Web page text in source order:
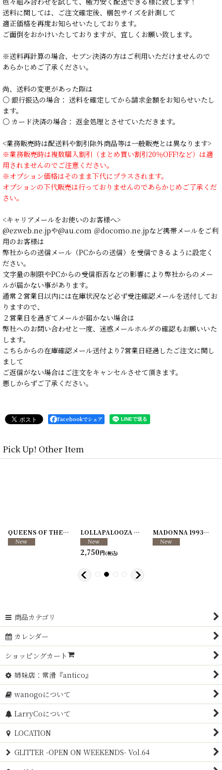
送料に関しては、ご注文確定後、梱包サイズを計測して
適正価格を再度お知らせいたしております。
ご面倒をおかけいたしておりますが、宜しくお願い致します。
※送料再計算の場合、セブン決済の方はご利用いただけませんので
あらかじめご了承ください。
尚、送料の変更があった際は
○ 銀行振込の場合： 送料を確定してから請求金額をお知らせいたし
ます。
○ カード決済の場合： 返金処理とさせていただきます。
<業務販売時は配送料や割引除外商品等は一般販売とは異なります>
※業務販売時は複数購入割引（まとめ買い割引20％OFF!など）は適
用されませんのでご注意ください。
※オプション価格はそのまま下代にプラスされます。
オプションの下代販売は行っておりませんのであらかじめご了承くだ
さい。
<キャリアメールをお使いのお客様へ>
@ezweb.ne.jpや@au.com ＠docomo.ne.jpなど携帯メールをご利
用のお客様は
弊社からの送信メール（PCからの送信）を受信できるように設定く
ださい。
文字量の制限やPCからの受信拒否などの影響により弊社からのメー
ルが届かない事があります。
通常２営業日以内には在庫状況など必ず受注確認メールを送付してお
りますので、
２営業日を過ぎてメールが届かない場合は
弊社へのお問い合わせと一度、迷惑メールホルダの確認もお願いいた
します。
こちらからの在庫確認メール送付より7営業日経過したご注文に関し
まして
ご返信がない場合はご注文をキャンセルさせて頂きます。
悪しからずご了承ください。
Facebookでシェア
Pick Up! Other Item
08] [241204-06]
QUEENS OF THE STONE AGE 1996年 IN PALM DESERT,C.A [
LOLLAPALOOZA 1994 241204-01]
2,750円(税込)
MADONNA 1993年 The Girlie Show Tour
商品カテゴリ
カレンダー
ショッピングカート
姉妹店：常滑『antico』
wanogoについて
LarryCoについて
LOCATION
GLITTER -OPEN ON WEEKENDS- Vol.64